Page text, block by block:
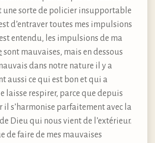
une sorte de policier insupportable
d’entraver toutes mes impulsions
entendu, les impulsions de ma
sont mauvaises, mais en dessous
dans notre nature il y a
aussi ce qui est bon et qui a
laisse respirer, parce que depuis
il s’harmonise parfaitement avec la
Dieu qui nous vient de l’extérieur.
de faire de mes mauvaises